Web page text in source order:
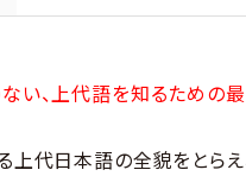
い、上代語を知るための最
上代日本語の全貌をとら